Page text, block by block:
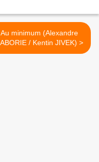
Au minimum (Alexandre
LABORIE / Kentin JIVEK) >